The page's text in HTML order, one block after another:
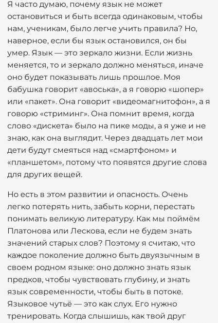
Я часто думаю, почему язык не может
остановиться и быть всегда одинаковым, чтобы
нам, ученикам, было легче учить правила? Но,
наверное, если бы язык остановился, он бы
умер. Язык — это зеркало жизни. Если жизнь
меняется, то и зеркало должно меняться, иначе
оно будет показывать лишь прошлое. Моя
бабушка говорит «авоська», а я говорю «шопер»
или «пакет». Она говорит «видеомагнитофон», а я
говорю «стриминг». Она помнит время, когда
слово «дискета» было на пике моды, а я уже и не
знаю, как она выглядит. Через двадцать лет мои
дети будут смеяться над «смартфоном» и
«планшетом», потому что появятся другие слова
для других вещей.
Но есть в этом развитии и опасность. Очень
легко потерять нить, забыть корни, перестать
понимать великую литературу. Как мы поймём
Платонова или Лескова, если не будем знать
значений старых слов? Поэтому я считаю, что
каждое поколение должно быть двуязычным в
своем родном языке: оно должно знать язык
предков, чтобы чувствовать глубину, и знать
язык современности, чтобы быть в потоке.
Языковое чутьё — это как слух. Его нужно
тренировать. Когда слышишь, как твой друг